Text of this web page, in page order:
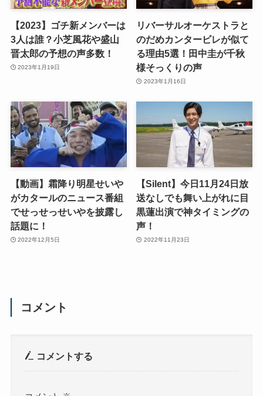
【2023】ゴチ新メンバーは
3人は誰？小芝風花や盛山
晋太郎の予想の声多数！
2023年1月19日
リバーサルオーケストラと
のだめカンタービレが似て
る理由5選！田中圭が千秋
様そっくりの声
2023年1月16日
【動画】霜降り明星せいや
がカタールのニュース番組
でせっせっせいやを披露し
話題に！
2022年12月5日
【Silent】今日11月24日放
送なしでも舞い上がれに目
黒蓮出演で神タイミングの
声！
2022年11月23日
コメント
コメントする